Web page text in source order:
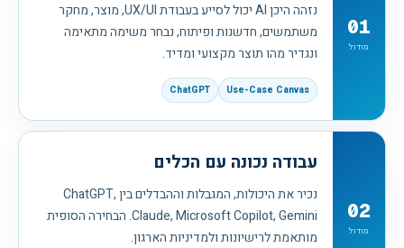
01
מודול
נזהה היכן AI יכול לסייע בעבודת UX/UI, מוצר, מחקר
משתמשים, חדשנות ופיתוח, נבחר משימה מתאימה
ונגדיר מהו תוצר מקצועי ומדיד.
Use-Case Canvas
ChatGPT
02
מודול
עבודה נכונה עם הכלים
נכיר את היכולות, המגבלות וההבדלים בין ChatGPT,
Claude, Microsoft Copilot, Gemini. הבחירה הסופית
מותאמת לרישיונות ולמדיניות הארגון.